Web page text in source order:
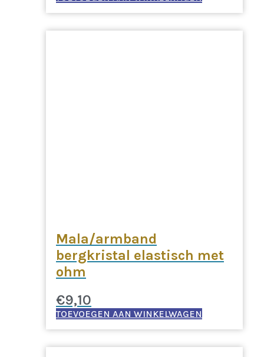
Mala/armband
bergkristal elastisch met
ohm
€9,10
TOEVOEGEN AAN WINKELWAGEN